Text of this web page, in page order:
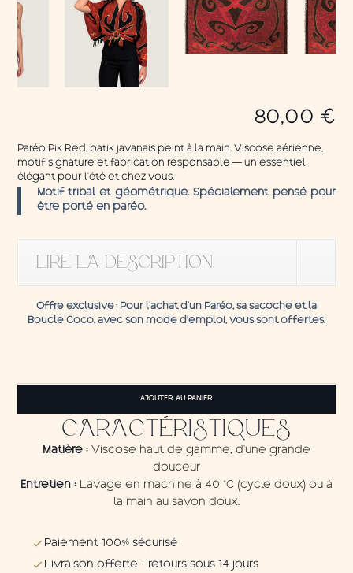
80,00 €
Paréo Pik Red, batik javanais peint à la main. Viscose aérienne,
motif signature et fabrication responsable — un essentiel
élégant pour l’été et chez vous.
Motif tribal et géométrique. Spécialement pensé pour
être porté en paréo.
LIRE LA DESCRIPTION
Offre exclusive: Pour l’achat d’un Paréo, sa sacoche et la
Boucle Coco,avec son mode d'emploi, vous sont offertes.
Pareo
Pik
Red
AJOUTER AU PANIER
CARACTÉRISTIQUES
Matière : Viscose haut de gamme, d'une grande
douceur
Entretien : Lavage en machine à 40 °C (cycle doux) ou à
la main au savon doux.
Paiement 100% sécurisé
Livraison offerte · retours sous 14 jours